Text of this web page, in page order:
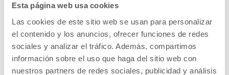
Esta página web usa cookies
Las cookies de este sitio web se usan para personalizar
el contenido y los anuncios, ofrecer funciones de redes
sociales y analizar el tráfico. Además, compartimos
información sobre el uso que haga del sitio web con
nuestros partners de redes sociales, publicidad y análisis
GRAN SHOPPING CRISS-CROSS BEIGE
40,14 € Precio
normal
66,90 €Precio